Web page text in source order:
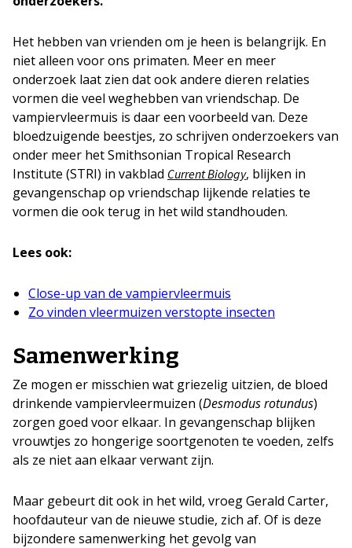
Het hebben van vrienden om je heen is belangrijk. En
niet alleen voor ons primaten. Meer en meer
onderzoek laat zien dat ook andere dieren relaties
vormen die veel weghebben van vriendschap. De
vampiervleermuis is daar een voorbeeld van. Deze
bloedzuigende beestjes, zo schrijven onderzoekers van
onder meer het Smithsonian Tropical Research
Institute (STRI) in vakblad Current Biology, blijken in
gevangenschap op vriendschap lijkende relaties te
vormen die ook terug in het wild standhouden.
Lees ook:
Close-up van de vampiervleermuis
Zo vinden vleermuizen verstopte insecten
Samenwerking
Ze mogen er misschien wat griezelig uitzien, de bloed
drinkende vampiervleermuizen (Desmodus rotundus)
zorgen goed voor elkaar. In gevangenschap blijken
vrouwtjes zo hongerige soortgenoten te voeden, zelfs
als ze niet aan elkaar verwant zijn.
Maar gebeurt dit ook in het wild, vroeg Gerald Carter,
hoofdauteur van de nieuwe studie, zich af. Of is deze
bijzondere samenwerking het gevolg van